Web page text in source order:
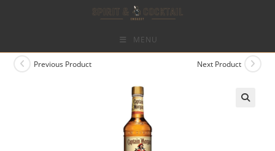
MENU
Previous Product Next Product